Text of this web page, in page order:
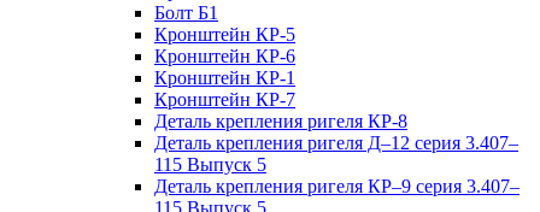
Болт Б1
Кронштейн КР-5
Кронштейн КР-6
Кронштейн КР-1
Кронштейн КР-7
Деталь крепления ригеля КР‑8
Деталь крепления ригеля Д–12 серия 3.407–
115 Выпуск 5
Деталь крепления ригеля КР–9 серия 3.407–
115 Выпуск 5